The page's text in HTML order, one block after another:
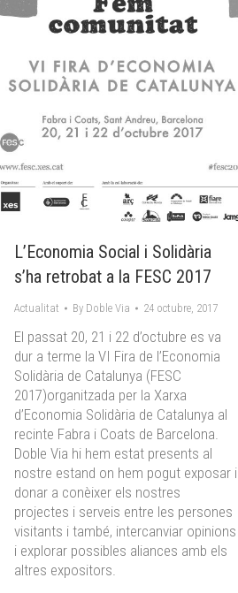
L’Economia Social i Solidària
s’ha retrobat a la FESC 2017
Actualitat By Doble Via 24 octubre, 2017
El passat 20, 21 i 22 d’octubre es va
dur a terme la VI Fira de l’Economia
Solidària de Catalunya (FESC
2017)organitzada per la Xarxa
d’Economia Solidària de Catalunya al
recinte Fabra i Coats de Barcelona.
Doble Via hi hem estat presents al
nostre estand on hem pogut exposar i
donar a conèixer els nostres
projectes i serveis entre les persones
visitants i també, intercanviar opinions
i explorar possibles aliances amb els
altres expositors.